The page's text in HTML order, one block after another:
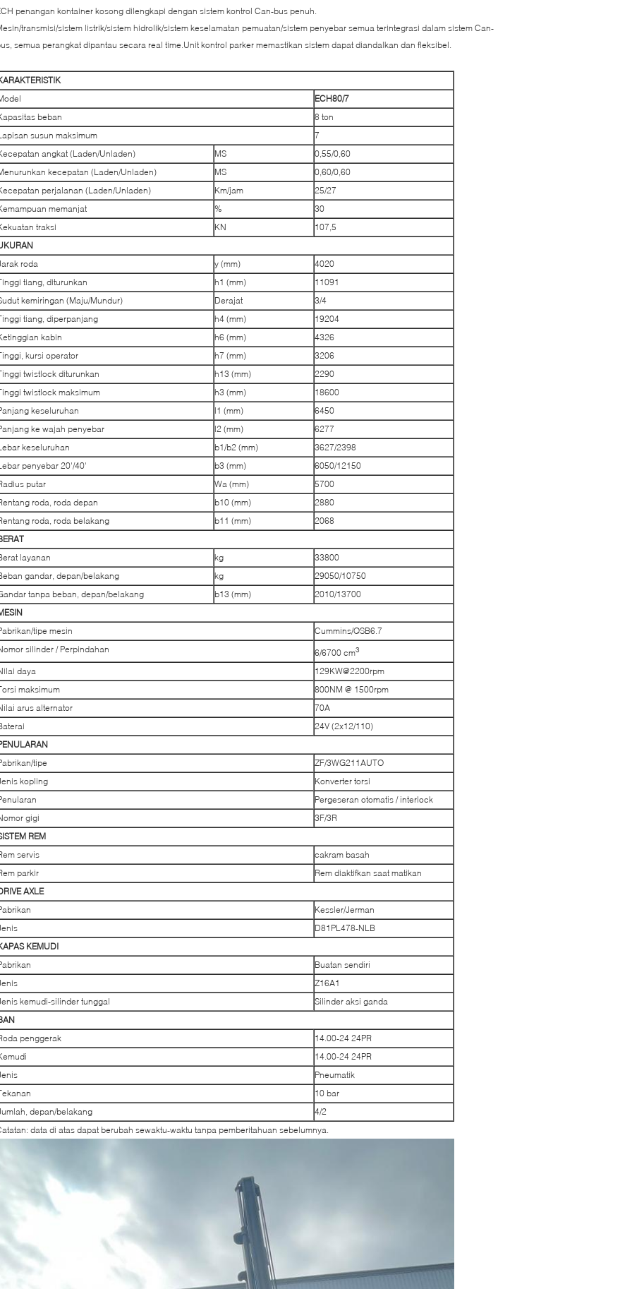
penangan kontainer kosong dilengkapi dengan sistem kontrol Can-bus penuh.
transmisi/sistem listrik/sistem hidrolik/sistem keselamatan pemuatan/sistem penyebar semua terintegrasi dalam sistem Can-
semua perangkat dipantau secara real time.Unit kontrol parker memastikan sistem dapat diandalkan dan fleksibel.
ECH80/7
beban
8 ton
susun maksimum
7
angkat (Laden/Unladen)
MS
0,55/0,60
kecepatan (Laden/Unladen)
MS
0,60/0,60
perjalanan (Laden/Unladen)
Km/jam
25/27
memanjat
%
30
traksi
KN
107,5
roda
y (mm)
4020
tiang, diturunkan
h1 (mm)
11091
kemiringan (Maju/Mundur)
Derajat
3/4
tiang, diperpanjang
h4 (mm)
19204
kabin
h6 (mm)
4326
kursi operator
h7 (mm)
3206
twistlock diturunkan
h13 (mm)
2290
twistlock maksimum
h3 (mm)
18600
keseluruhan
l1 (mm)
6450
ke wajah penyebar
l2 (mm)
6277
keseluruhan
b1/b2 (mm)
3627/2398
penyebar 20'/40'
b3 (mm)
6050/12150
putar
Wa (mm)
5700
roda, roda depan
b10 (mm)
2880
roda, roda belakang
b11 (mm)
2068
layanan
kg
33800
gandar, depan/belakang
kg
29050/10750
tanpa beban, depan/belakang
b13 (mm)
2010/13700
tipe mesin
Cummins/QSB6.7
silinder / Perpindahan
6/6700 cm3
daya
129KW@2200rpm
maksimum
800NM @ 1500rpm
arus alternator
70A
24V (2x12/110)
tipe
ZF/3WG211AUTO
kopling
Konverter torsi
Pergeseran otomatis / interlock
gigi
3F/3R
REM
servis
cakram basah
parkir
Rem diaktifkan saat matikan
AXLE
Kessler/Jerman
D81PL478-NLB
KEMUDI
Buatan sendiri
Z16A1
kemudi-silinder tunggal
Silinder aksi ganda
penggerak
14.00-24 24PR
14.00-24 24PR
Pneumatik
10 bar
depan/belakang
4/2
data di atas dapat berubah sewaktu-waktu tanpa pemberitahuan sebelumnya.